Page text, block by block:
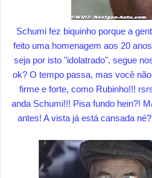
Schumi fez biquinho porque a
feito uma homenagem aos 20
seja por isto "idolatrado", segue
ok? O tempo passa, mas você
firme e forte, como Rubinho!!!
anda Schumi!!! Pisa fundo hein?!
antes! A vista já está cansada